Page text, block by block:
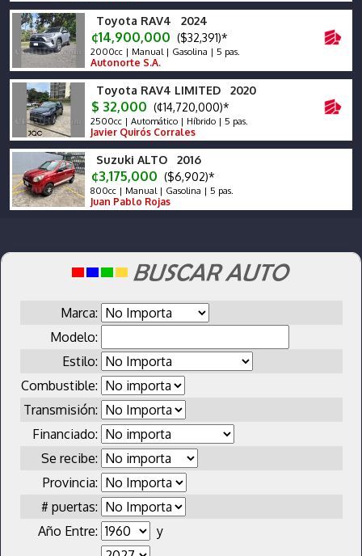
Toyota RAV4 2024
¢14,900,000 ($32,391)*
2000cc | Manual | Gasolina | 5 pas.
Autonorte S.A.
Toyota RAV4 LIMITED 2020
$ 32,000 (¢14,720,000)*
2500cc | Automático | Híbrido | 5 pas.
Javier Quirós Corrales
Suzuki ALTO 2016
¢3,175,000 ($6,902)*
800cc | Manual | Gasolina | 5 pas.
Juan Pablo Rojas
Marca:
Modelo:
Estilo:
Combustible:
Transmisión:
Financiado:
Se recibe:
Provincia:
# puertas:
Año Entre:
y